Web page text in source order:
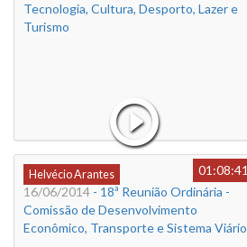
Tecnologia, Cultura, Desporto, Lazer e
Turismo
Helvécio Arantes
01:08:41
16/06/2014 - 18ª Reunião Ordinária -
Comissão de Desenvolvimento
Econômico, Transporte e Sistema Viário